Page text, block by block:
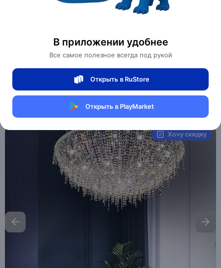
В приложении удобнее
Все самое полезное всегда под рукой
Открыть в RuStore
Открыть в PlayMarket
Люстра подвесная, хром, кристалл, ROSIE 80*35 металл, G9.
ROSIE 80*35 металл, G9.
Магазин Table lamps
MHM_ROSIE_11
Хочу скидку